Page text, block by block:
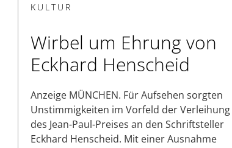
KULTUR
Wirbel um Ehrung von
Eckhard Henscheid
Anzeige MÜNCHEN. Für Aufsehen sorgten
Unstimmigkeiten im Vorfeld der Verleihung
des Jean-Paul-Preises an den Schriftsteller
Eckhard Henscheid. Mit einer Ausnahme